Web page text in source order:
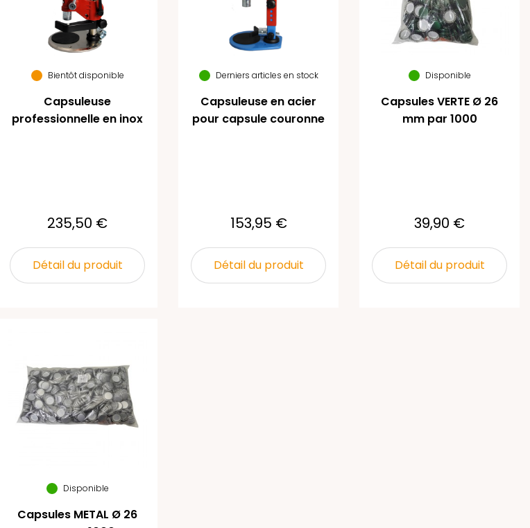
Bientôt disponible
Capsuleuse
professionnelle en inox
235,50 €
Détail du produit
Derniers articles en stock
Capsuleuse en acier
pour capsule couronne
153,95 €
Détail du produit
Disponible
Capsules VERTE Ø 26
mm par 1000
39,90 €
Détail du produit
Disponible
Capsules METAL Ø 26